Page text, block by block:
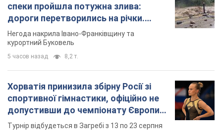
спеки пройшла потужна злива:
дороги перетворились на річки.
Відео
Негода накрила Івано-Франківщину та
курортний Буковель
5 часов назад 8,2 т.
Хорватія принизила збірну Росії зі
спортивної гімнастики, офіційно не
допустивши до чемпіонату Європи
основних спортсменів
Турнір відбудеться в Загребі з 13 по 23 серпня